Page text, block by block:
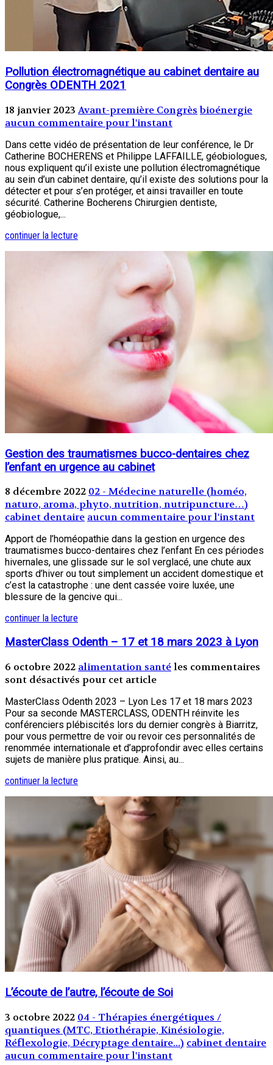
Pollution électromagnétique au cabinet dentaire au
Congrès ODENTH 2021
18 janvier 2023 Avant-première Congrès bioénergie
aucun commentaire pour l'instant
Dans cette vidéo de présentation de leur conférence, le Dr
Catherine BOCHERENS et Philippe LAFFAILLE, géobiologues,
nous expliquent qu’il existe une pollution électromagnétique
au sein d’un cabinet dentaire, qu’il existe des solutions pour la
détecter et pour s’en protéger, et ainsi travailler en toute
sécurité. Catherine Bocherens Chirurgien dentiste,
géobiologue,...
continuer la lecture
Gestion des traumatismes bucco-dentaires chez
l’enfant en urgence au cabinet
8 décembre 2022 02 - Médecine naturelle (homéo,
naturo, aroma, phyto, nutrition, nutripuncture…)
cabinet dentaire aucun commentaire pour l'instant
Apport de l’homéopathie dans la gestion en urgence des
traumatismes bucco-dentaires chez l’enfant En ces périodes
hivernales, une glissade sur le sol verglacé, une chute aux
sports d’hiver ou tout simplement un accident domestique et
c’est la catastrophe : une dent cassée voire luxée, une
blessure de la gencive qui...
continuer la lecture
MasterClass Odenth – 17 et 18 mars 2023 à Lyon
6 octobre 2022 alimentation santéles commentaires
sont désactivés pour cet article
MasterClass Odenth 2023 – Lyon Les 17 et 18 mars 2023
Pour sa seconde MASTERCLASS, ODENTH réinvite les
conférenciers plébiscités lors du dernier congrès à Biarritz,
pour vous permettre de voir ou revoir ces personnalités de
renommée internationale et d’approfondir avec elles certains
sujets de manière plus pratique. Ainsi, au...
continuer la lecture
L’écoute de l’autre, l’écoute de Soi
3 octobre 2022 04 - Thérapies énergétiques /
quantiques (MTC, Etiothérapie, Kinésiologie,
Réflexologie, Décryptage dentaire...) cabinet dentaire
aucun commentaire pour l'instant